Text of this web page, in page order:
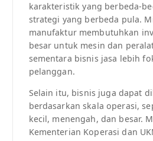
karakteristik yang berbeda-
strategi yang berbeda pula.
manufaktur membutuhkan
besar untuk mesin dan
sementara bisnis jasa lebih
pelanggan.
Selain itu, bisnis juga dapat
berdasarkan skala operasi,
kecil, menengah, dan besar.
Kementerian Koperasi dan